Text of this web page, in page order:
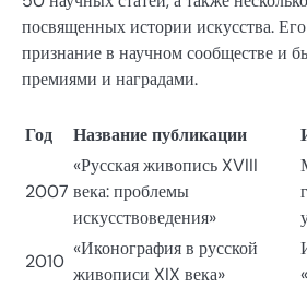
посвященных истории искусства.
признание в научном сообществе и
премиями и наградами.
Год Название публикации
2007
«Русская живопись XVIII
века: проблемы
искусствоведения»
2010
«Иконография в русской
живописи XIX века»